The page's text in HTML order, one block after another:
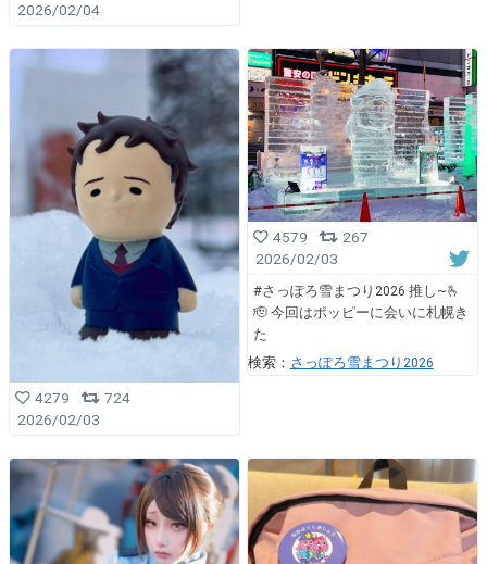
2026/02/04
4279
724
2026/02/03
4579
267
2026/02/03
#さっぽろ雪まつり2026 推し~🫰
🫡 今回はポッピーに会いに札幌き
た
検索： さっぽろ雪まつり2026